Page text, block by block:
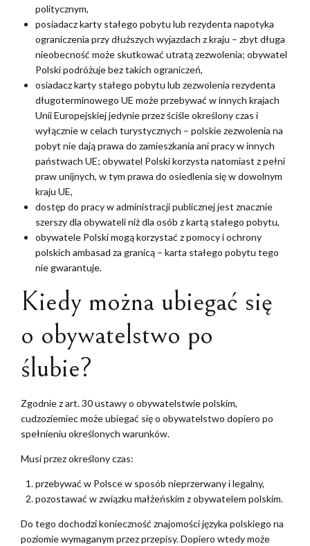
politycznym,
posiadacz karty stałego pobytu lub rezydenta napotyka
ograniczenia przy dłuższych wyjazdach z kraju – zbyt długa
nieobecność może skutkować utratą zezwolenia; obywatel
Polski podróżuje bez takich ograniczeń,
osiadacz karty stałego pobytu lub zezwolenia rezydenta
długoterminowego UE może przebywać w innych krajach
Unii Europejskiej jedynie przez ściśle określony czas i
wyłącznie w celach turystycznych – polskie zezwolenia na
pobyt nie dają prawa do zamieszkania ani pracy w innych
państwach UE; obywatel Polski korzysta natomiast z pełni
praw unijnych, w tym prawa do osiedlenia się w dowolnym
kraju UE,
dostęp do pracy w administracji publicznej jest znacznie
szerszy dla obywateli niż dla osób z kartą stałego pobytu,
obywatele Polski mogą korzystać z pomocy i ochrony
polskich ambasad za granicą – karta stałego pobytu tego
nie gwarantuje.
Kiedy można ubiegać się
o obywatelstwo po
ślubie?
Zgodnie z art. 30 ustawy o obywatelstwie polskim,
cudzoziemiec może ubiegać się o obywatelstwo dopiero po
spełnieniu określonych warunków.
Musi przez określony czas:
przebywać w Polsce w sposób nieprzerwany i legalny,
pozostawać w związku małżeńskim z obywatelem polskim.
Do tego dochodzi konieczność znajomości języka polskiego na
poziomie wymaganym przez przepisy. Dopiero wtedy może